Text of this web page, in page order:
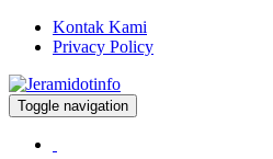
Kontak Kami
Privacy Policy
Jeramidotinfo
Berita dan Informasi Terkini
Toggle navigation